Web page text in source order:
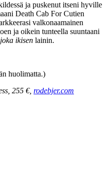
ja puskenut itseni hyville
Death Cab For Cutien
valkonaamainen
ja oikein tunteella suuntaani
joka ikisen lainin.
huolimatta.)
255 €, rodebjer.com